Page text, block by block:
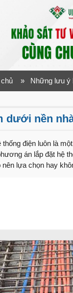
chủ » Những lưu ý
dưới nền
điện luôn là
án lắp đặt hệ
lựa chọn hay